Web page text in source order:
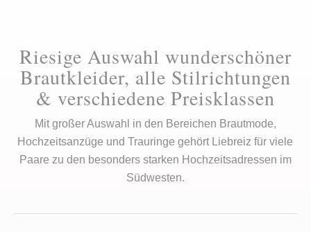
Riesige Auswahl wunderschöner
Brautkleider, alle Stilrichtungen
& verschiedene Preisklassen
Mit großer Auswahl in den Bereichen Brautmode,
Hochzeitsanzüge und Trauringe gehört Liebreiz für viele
Paare zu den besonders starken Hochzeitsadressen im
Südwesten.